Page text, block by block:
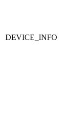
DEVICE_INFO